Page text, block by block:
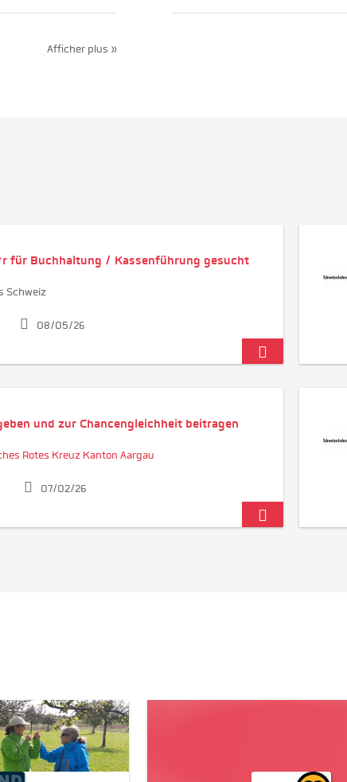
Afficher plus »
für Buchhaltung / Kassenführung gesucht
Schweiz
08/05/26
und zur Chancengleichheit beitragen
Rotes Kreuz Kanton Aargau
07/02/26